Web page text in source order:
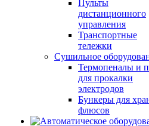
Пульты
дистанционного
управления
Транспортные
тележки
Сушильное
Термопеналы и
для прокалки
электродов
Бункеры для
флюсов